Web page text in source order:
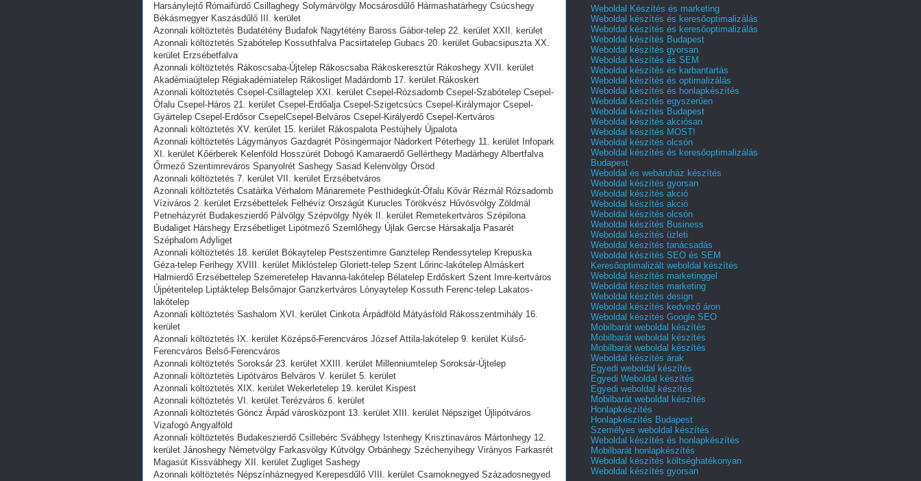
Harsánylejtő Rómaifürdő Csillaghegy Solymárvölgy Mocsárosdűlő Hármashatárhegy Csúcshegy
Békásmegyer Kaszásdűlő III. kerület
Azonnali költöztetés Budatétény Budafok Nagytétény Baross Gábor-telep 22. kerület XXII. kerület
Azonnali költöztetés Szabótelep Kossuthfalva Pacsirtatelep Gubacs 20. kerület Gubacsipuszta XX.
kerület Erzsébetfalva
Azonnali költöztetés Rákoscsaba-Újtelep Rákoscsaba Rákoskeresztúr Rákoshegy XVII. kerület
Akadémiaújtelep Régiakadémiatelep Rákosliget Madárdomb 17. kerület Rákoskert
Azonnali költöztetés Csepel-Csillagtelep XXI. kerület Csepel-Rózsadomb Csepel-Szabótelep Csepel-
Ófalu Csepel-Háros 21. kerület Csepel-Erdőalja Csepel-Szigetcsúcs Csepel-Királymajor Csepel-
Gyártelep Csepel-Erdősor CsepelCsepel-Belváros Csepel-Királyerdő Csepel-Kertváros
Azonnali költöztetés XV. kerület 15. kerület Rákospalota Pestújhely Újpalota
Azonnali költöztetés Lágymányos Gazdagrét Pösingermajor Nádorkert Péterhegy 11. kerület Infopark
XI. kerület Kőérberek Kelenföld Hosszúrét Dobogó Kamaraerdő Gellérthegy Madárhegy Albertfalva
Őrmező Szentimreváros Spanyolrét Sashegy Sasad Kelenvölgy Örsöd
Azonnali költöztetés 7. kerület VII. kerület Erzsébetváros
Azonnali költöztetés Csatárka Vérhalom Máriaremete Pesthidegkút-Ófalu Kővár Rézmál Rózsadomb
Víziváros 2. kerület Erzsébettelek Felhévíz Országút Kurucles Törökvész Hűvösvölgy Zöldmál
Petneházyrét Budakeszierdő Pálvölgy Szépvölgy Nyék II. kerület Remetekertváros Szépilona
Budaliget Hárshegy Erzsébetliget Lipótmező Szemlőhegy Újlak Gercse Hársakalja Pasarét
Széphalom Adyliget
Azonnali költöztetés 18. kerület Bókaytelep Pestszentimre Ganztelep Rendessytelep Krepuska
Géza-telep Ferihegy XVIII. kerület Miklóstelep Gloriett-telep Szent Lőrinc-lakótelep Almáskert
Halmierdő Erzsébettelep Szemeretelep Havanna-lakótelep Bélatelep Erdőskert Szent Imre-kertváros
Újpéteritelep Liptáktelep Belsőmajor Ganzkertváros Lónyaytelep Kossuth Ferenc-telep Lakatos-
lakótelep
Azonnali költöztetés Sashalom XVI. kerület Cinkota Árpádföld Mátyásföld Rákosszentmihály 16.
kerület
Azonnali költöztetés IX. kerület Középső-Ferencváros József Attila-lakótelep 9. kerület Külső-
Ferencváros Belső-Ferencváros
Azonnali költöztetés Soroksár 23. kerület XXIII. kerület Millenniumtelep Soroksár-Újtelep
Azonnali költöztetés Lipótváros Belváros V. kerület 5. kerület
Azonnali költöztetés XIX. kerület Wekerletelep 19. kerület Kispest
Azonnali költöztetés VI. kerület Terézváros 6. kerület
Azonnali költöztetés Göncz Árpád városközpont 13. kerület XIII. kerület Népsziget Újlipótváros
Vizafogó Angyalföld
Azonnali költöztetés Budakeszierdő Csillebérc Svábhegy Istenhegy Krisztinaváros Mártonhegy 12.
kerület Jánoshegy Németvölgy Farkasvölgy Kútvölgy Orbánhegy Széchenyihegy Virányos Farkasrét
Magasút Kissvábhegy XII. kerület Zugliget Sashegy
Azonnali költöztetés Népszínháznegyed Kerepesdűlő VIII. kerület Csarnoknegyed Századosnegyed
Weboldal Készítés és marketing
Weboldal készítés és keresőoptimalizálás
Weboldal készítés és keresőoptimalizálás
Weboldal készítés Budapest
Weboldal készítés gyorsan
Weboldal készítés és SEM
Weboldal készítés és karbantartás
Weboldal készítés és optimalizálás
Weboldal készítés és honlapkészítés
Weboldal készítés egyszerűen
Weboldal készítés Budapest
Weboldal készítés akciósan
Weboldal készítés MOST!
Weboldal készítés olcsón
Weboldal készítés és keresőoptimalizálás
Budapest
Weboldal és webáruház készítés
Weboldal készítés gyorsan
Weboldal készítés akció
Weboldal készítés akció
Weboldal készítés olcsón
Weboldal készítés Business
Weboldal készítés üzleti
Weboldal készítés tanácsadás
Weboldal készítés SEO és SEM
Keresőoptimalizált weboldal készítés
Weboldal készítés marketinggel
Weboldal készítés marketing
Weboldal készítés design
Weboldal készítés kedvező áron
Weboldal készítés Google SEO
Mobilbarát weboldal készítés
Mobilbarát weboldal készítés
Mobilbarát weboldal készítés
Weboldal készítés árak
Egyedi weboldal készítés
Egyedi Weboldal készítés
Egyedi weboldal készítés
Mobilbarát weboldal készítés
Honlapkészítés
Honlapkészítés Budapest
Személyes weboldal készítés
Weboldal készítés és honlapkészítés
Mobilbarát honlapkészítés
Weboldal készítés költséghatékonyan
Weboldal készítés gyorsan